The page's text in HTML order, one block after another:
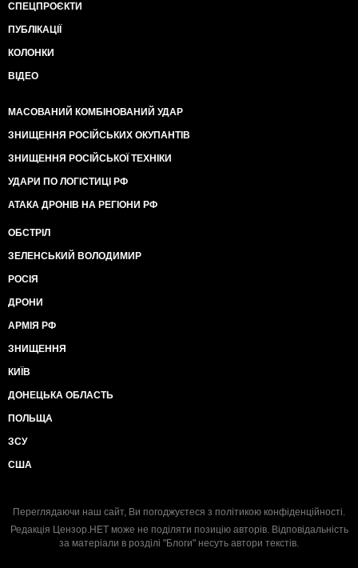
СПЕЦПРОЄКТИ
ПУБЛІКАЦІЇ
КОЛОНКИ
ВІДЕО
МАСОВАНИЙ КОМБІНОВАНИЙ УДАР
ЗНИЩЕННЯ РОСІЙСЬКИХ ОКУПАНТІВ
ЗНИЩЕННЯ РОСІЙСЬКОЇ ТЕХНІКИ
УДАРИ ПО ЛОГІСТИЦІ РФ
АТАКА ДРОНІВ НА РЕГІОНИ РФ
ОБСТРІЛ
ЗЕЛЕНСЬКИЙ ВОЛОДИМИР
РОСІЯ
ДРОНИ
АРМІЯ РФ
ЗНИЩЕННЯ
КИЇВ
ДОНЕЦЬКА ОБЛАСТЬ
ПОЛЬЩА
ЗСУ
США
Переглядаючи наш сайт, Ви погоджуєтеся з політикою конфіденційності.
Редакція Цензор.НЕТ може не поділяти позицію авторів. Відповідальність
за матеріали в розділі "Блоги" несуть автори текстів.